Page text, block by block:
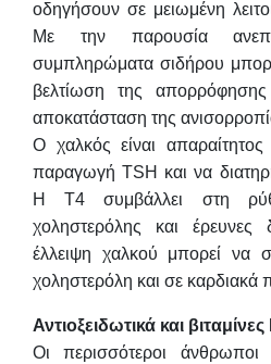
οδηγήσουν σε μειωμένη
Με την παρουσία
συμπληρώματα σιδήρου
βελτίωση της
αποκατάσταση της
Ο χαλκός είναι
παραγωγή TSH και να
Η Τ4 συμβάλλει στη
χοληστερόλης και έρευνες
έλλειψη χαλκού μπορεί να
χοληστερόλη και σε καρδιακά
Αντιοξειδωτικά και βιταμίνες
Οι περισσότεροι